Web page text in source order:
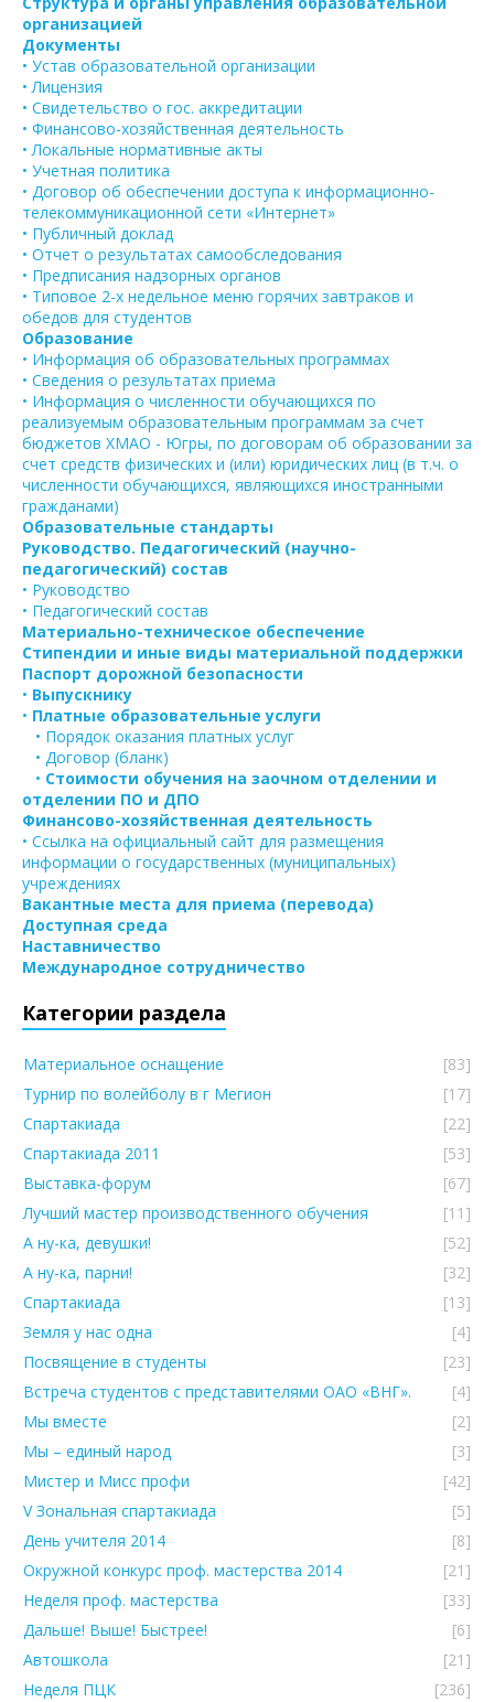
организацией
Документы
• Устав образовательной организации
• Лицензия
• Свидетельство о гос. аккредитации
• Финансово-хозяйственная деятельность
• Локальные нормативные акты
• Учетная политика
• Договор об обеспечении доступа к информационно-
телекоммуникационной сети «Интернет»
• Публичный доклад
• Отчет о результатах самообследования
• Предписания надзорных органов
• Типовое 2-х недельное меню горячих завтраков и
обедов для студентов
Образование
• Информация об образовательных программах
• Сведения о результатах приема
• Информация о численности обучающихся по
реализуемым образовательным программам за счет
бюджетов ХМАО - Югры, по договорам об образовании за
счет средств физических и (или) юридических лиц (в т.ч. о
численности обучающихся, являющихся иностранными
гражданами)
Образовательные стандарты
Руководство. Педагогический (научно-
педагогический) состав
• Руководство
• Педагогический состав
Материально-техническое обеспечение
Стипендии и иные виды материальной поддержки
Паспорт дорожной безопасности
• Выпускнику
• Платные образовательные услуги
• Порядок оказания платных услуг
• Договор (бланк)
• Стоимости обучения на заочном отделении и
отделении ПО и ДПО
Финансово-хозяйственная деятельность
• Ссылка на официальный сайт для размещения
информации о государственных (муниципальных)
учреждениях
Вакантные места для приема (перевода)
Доступная среда
Наставничество
Международное сотрудничество
Категории раздела
Материальное оснащение
[83]
Турнир по волейболу в г Мегион
[17]
Спартакиада
[22]
Спартакиада 2011
[53]
Выставка-форум
[67]
Лучший мастер производственного обучения
[11]
А ну-ка, девушки!
[52]
А ну-ка, парни!
[32]
Спартакиада
[13]
Земля у нас одна
[4]
Посвящение в студенты
[23]
Встреча студентов с представителями ОАО «ВНГ».
[4]
Мы вместе
[2]
Мы – единый народ
[3]
Мистер и Мисс профи
[42]
V Зональная спартакиада
[5]
День учителя 2014
[8]
Окружной конкурс проф. мастерства 2014
[21]
Неделя проф. мастерства
[33]
Дальше! Выше! Быстрее!
[6]
Автошкола
[21]
Неделя ПЦК
[236]